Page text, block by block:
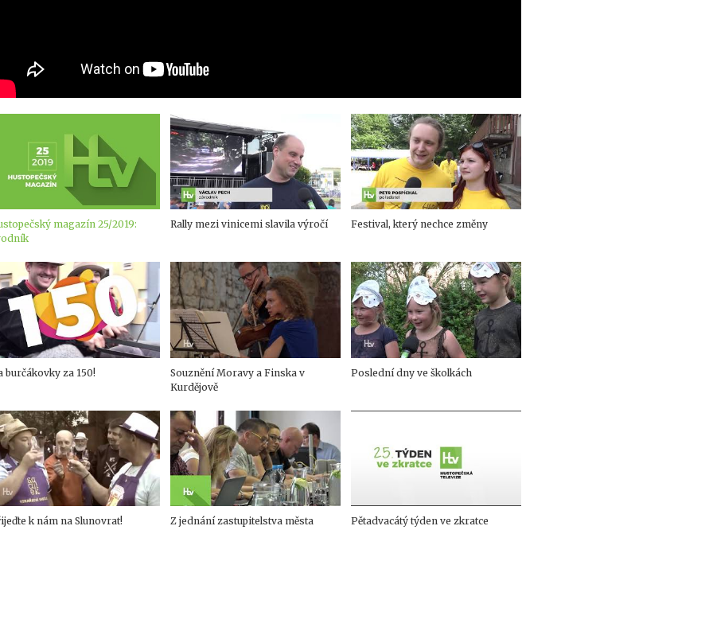
magazín 25/2019:
Rally mezi vinicemi slavila výročí Festival, který nechce změny
burčákovky za 150!
Souznění Moravy a Finska v
Kurdějově
Poslední dny ve školkách
k nám na Slunovrat! Z jednání zastupitelstva města Pětadvacátý týden ve zkratce